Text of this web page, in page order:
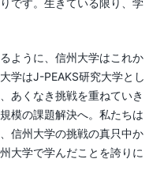
ように、信州大学はこれか
学はJ-PEAKS研究大学とし
あくなき挑戦を重ねていき
模の課題解決へ。私たちは
信州大学の挑戦の真只中か
大学で学んだことを誇りに